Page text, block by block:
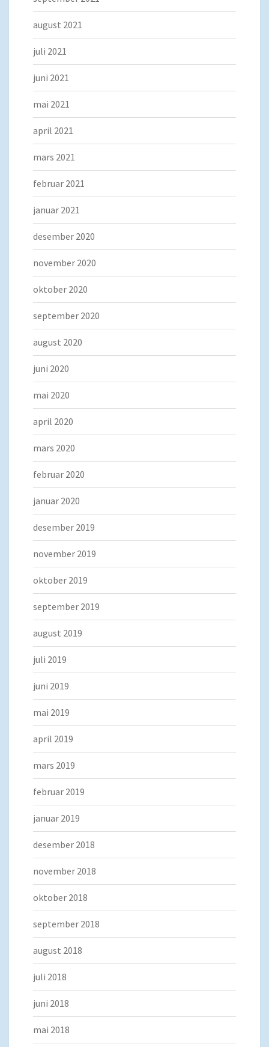
august 2021
juli 2021
juni 2021
mai 2021
april 2021
mars 2021
februar 2021
januar 2021
desember 2020
november 2020
oktober 2020
september 2020
august 2020
juni 2020
mai 2020
april 2020
mars 2020
februar 2020
januar 2020
desember 2019
november 2019
oktober 2019
september 2019
august 2019
juli 2019
juni 2019
mai 2019
april 2019
mars 2019
februar 2019
januar 2019
desember 2018
november 2018
oktober 2018
september 2018
august 2018
juli 2018
juni 2018
mai 2018